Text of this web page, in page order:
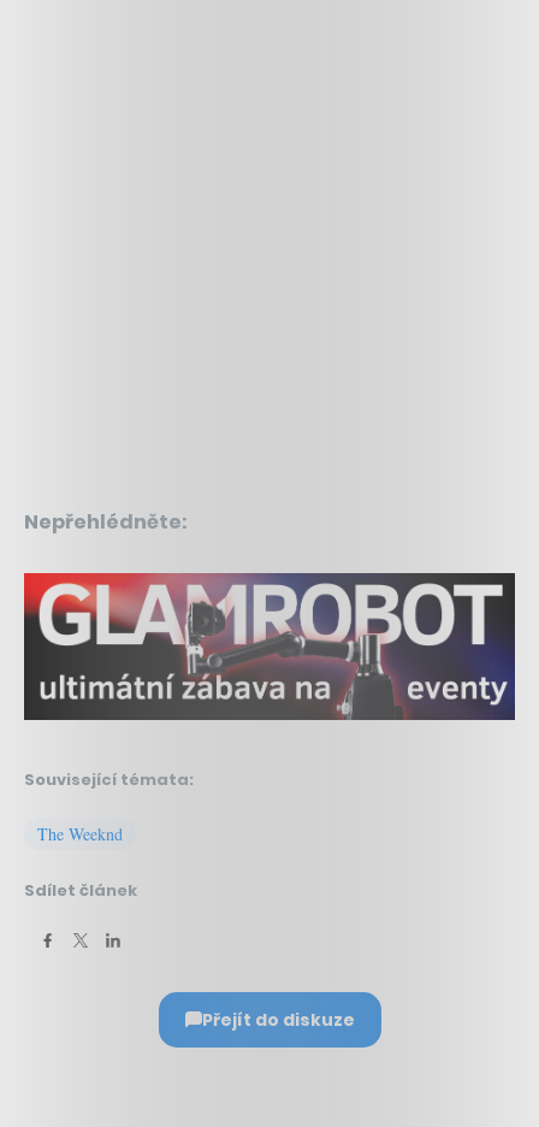
Nepřehlédněte:
Související témata:
The Weeknd
Sdílet článek
Přejít do diskuze